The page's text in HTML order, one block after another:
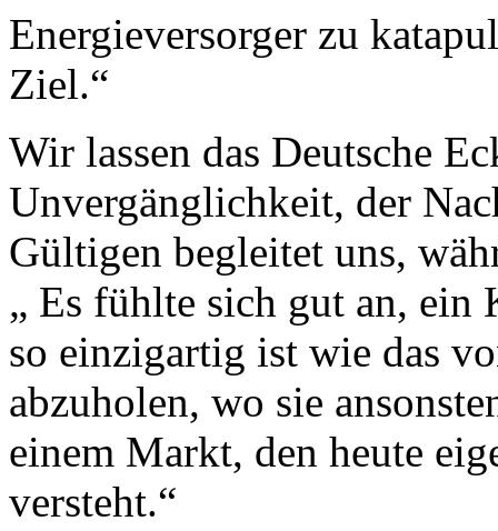
Energieversorger zu
Ziel.“
Wir lassen das Deutsche
Unvergänglichkeit, der
Gültigen begleitet uns,
„ Es fühlte sich gut an, ein
so einzigartig ist wie das
abzuholen, wo sie
einem Markt, den heute
versteht.“